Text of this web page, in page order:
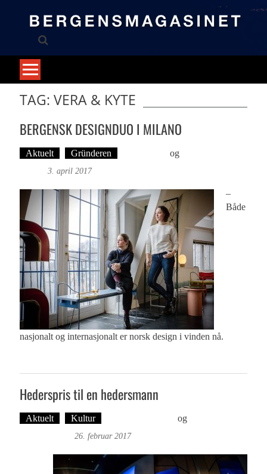
TAG: VERA & KYTE
BERGENSK DESIGNDUO I MILANO
Aktuelt Gründeren og
3. april 2017
–
Både
nasjonalt og internasjonalt er norsk design i vinden nå.
Hederspris til en hedersmann
Aktuelt Kultur og
26. februar 2017